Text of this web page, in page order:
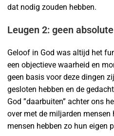
dat nodig zouden hebben.
Leugen 2: geen
Geloof in God was altijd het
een objectieve waarheid en
geen basis voor deze dingen
gesloten hebben en de
God ”daarbuiten” achter ons
over met de miljarden mensen
mensen hebben zo hun eigen